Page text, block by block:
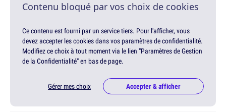
Contenu bloqué par vos choix de cookies
Ce contenu est fourni par un service tiers. Pour l'afficher, vous
devez accepter les cookies dans vos paramètres de confidentialité.
Modifiez ce choix à tout moment via le lien "Paramètres de Gestion
de la Confidentialité" en bas de page.
Gérer mes choix Accepter & afficher